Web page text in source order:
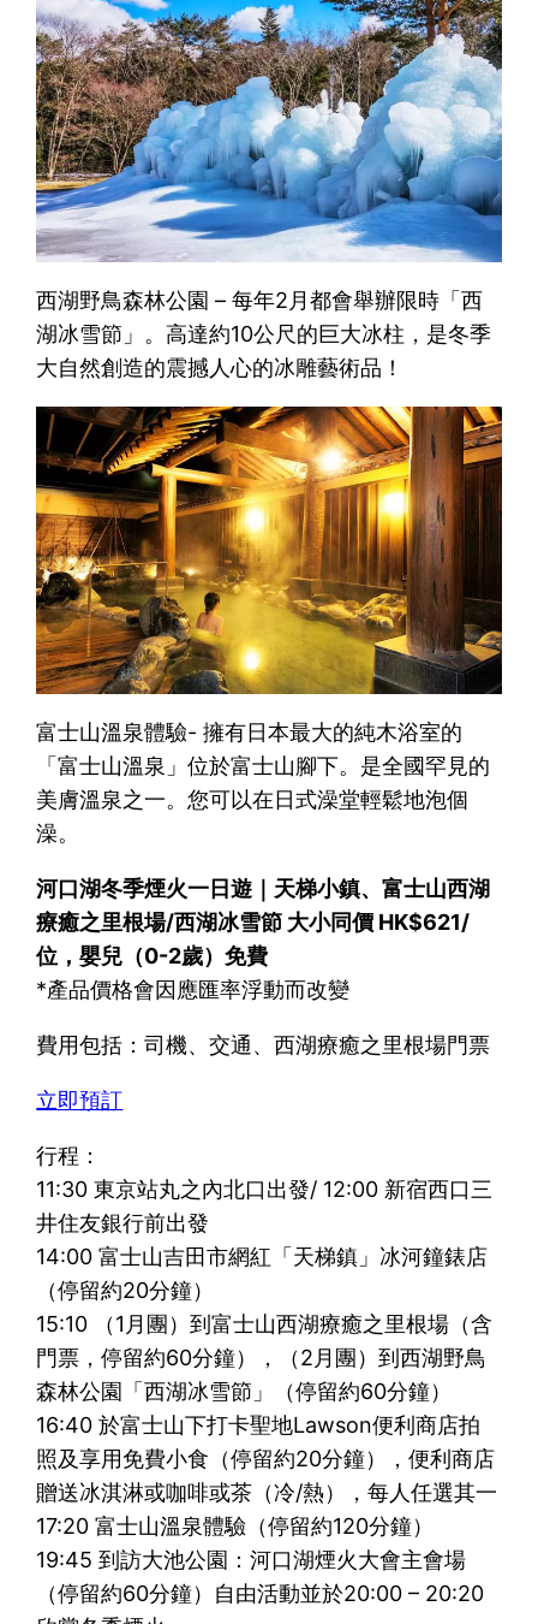
西湖野鳥森林公園 – 每年2月都會舉辦限時「西
湖冰雪節」。高達約10公尺的巨大冰柱，是冬季
大自然創造的震撼人心的冰雕藝術品！
富士山溫泉體驗- 擁有日本最大的純木浴室的
「富士山溫泉」位於富士山腳下。是全國罕見的
美膚溫泉之一。您可以在日式澡堂輕鬆地泡個
澡。
河口湖冬季煙火一日遊｜天梯小鎮、富士山西湖
療癒之里根場/西湖冰雪節 大小同價 HK$621/
位，嬰兒（0-2歲）免費
*產品價格會因應匯率浮動而改變
費用包括：司機、交通、西湖療癒之里根場門票
立即預訂
行程：
11:30 東京站丸之內北口出發/ 12:00 新宿西口三
井住友銀行前出發
14:00 富士山吉田市網紅「天梯鎮」冰河鐘錶店
（停留約20分鐘）
15:10 （1月團）到富士山西湖療癒之里根場（含
門票，停留約60分鐘），（2月團）到西湖野鳥
森林公園「西湖冰雪節」（停留約60分鐘）
16:40 於富士山下打卡聖地Lawson便利商店拍
照及享用免費小食（停留約20分鐘），便利商店
贈送冰淇淋或咖啡或茶（冷/熱），每人任選其一
17:20 富士山溫泉體驗（停留約120分鐘）
19:45 到訪大池公園：河口湖煙火大會主會場
（停留約60分鐘）自由活動並於20:00 – 20:20